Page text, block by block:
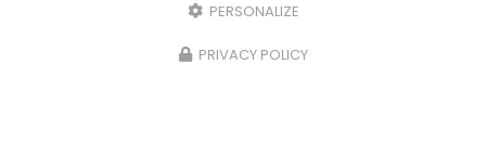
PERSONALIZE
PRIVACY POLICY